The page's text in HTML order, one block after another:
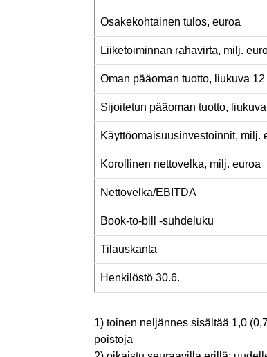
Osakekohtainen tulos, euroa
Liiketoiminnan rahavirta, milj.
Oman pääoman tuotto, liukuva 12
Sijoitetun pääoman tuotto,
Käyttöomaisuusinvestoinnit, milj.
Korollinen nettovelka, milj. euroa
Nettovelka/EBITDA
Book-to-bill -suhdeluku
Tilauskanta
Henkilöstö 30.6.
1) toinen neljännes sisältää 1,0
poistoja